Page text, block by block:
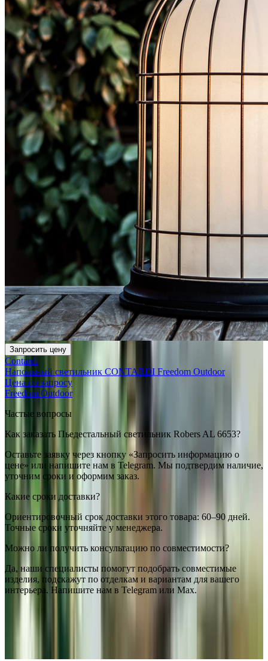
Запросить цену
Contardi
Напольный светильник CONTARDI Freedom Outdoor
Цена по запросу
Freedom Outdoor
Частые вопросы
Как заказать Пьедестальный светильник Robers AL 6653?
Оставьте заявку через кнопку «Запросить информацию о
цене» или напишите нам в Telegram. Мы подтвердим наличие,
уточним сроки и оформим заказ.
Какие сроки доставки?
Ориентировочный срок доставки этого товара: 60–90 дней.
Точные сроки уточняйте у менеджера.
Можно ли получить консультацию по совместимости?
Да, наши специалисты помогут подобрать совместимые
изделия, подскажут по отделкам и вариантам для вашего
интерьера. Напишите нам в Telegram или Max.